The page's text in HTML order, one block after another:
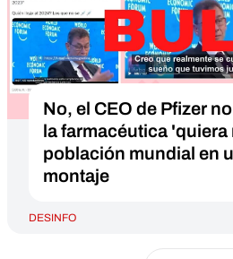
No, el CEO de Pfizer
la farmacéutica 'quiera
población mundial en
montaje
DESINFO